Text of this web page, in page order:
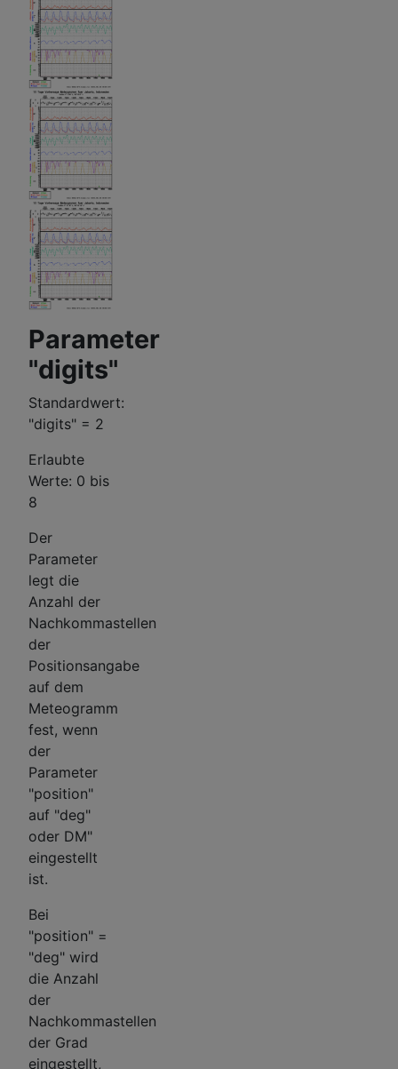
Parameter
"digits"
Standardwert:
"digits" = 2
Erlaubte
Werte: 0 bis
8
Der
Parameter
legt die
Anzahl der
Nachkommastellen
der
Positionsangabe
auf dem
Meteogramm
fest, wenn
der
Parameter
"position"
auf "deg"
oder DM"
eingestellt
ist.
Bei
"position" =
"deg" wird
die Anzahl
der
Nachkommastellen
der Grad
eingestellt,